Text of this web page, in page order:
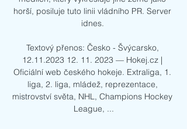
horší, posiluje tuto linii vládního PR. Server
idnes.
Textový přenos: Česko - Švýcarsko,
12.11.2023 12. 11. 2023 — Hokej.cz |
Oficiální web českého hokeje. Extraliga, 1.
liga, 2. liga, mládež, reprezentace,
mistrovství světa, NHL, Champions Hockey
League, ...